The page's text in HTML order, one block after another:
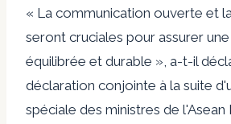
« La communication ouverte et
seront cruciales pour assurer
équilibrée et durable », a-t-il
déclaration conjointe à la suite
spéciale des ministres de l'Asean